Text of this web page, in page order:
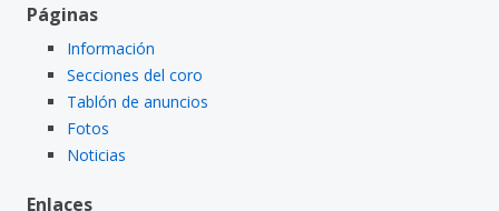
Páginas
Información
Secciones del coro
Tablón de anuncios
Fotos
Noticias
Enlaces